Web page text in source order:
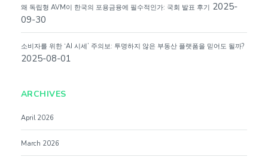
왜 독립형 AVM이 한국의 포용금융에 필수적인가: 국회 발표 후기 2025-
09-30
소비자를 위한 ‘AI 시세’ 주의보: 투명하지 않은 부동산 플랫폼을 믿어도 될까?
2025-08-01
ARCHIVES
April 2026
March 2026